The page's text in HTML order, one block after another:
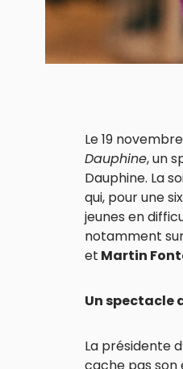
Le 19
Dauphine, un
Dauphine. La
qui, pour une
jeunes en
notamment
et Martin
Un spectacle
La présidente
cache pas son